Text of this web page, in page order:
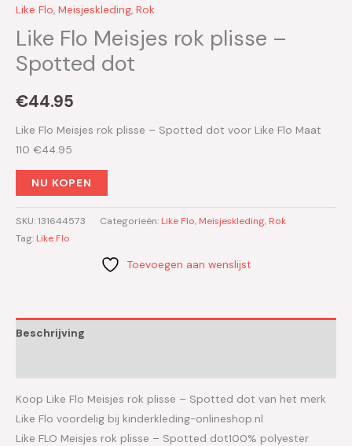
Like Flo, Meisjeskleding, Rok
Like Flo Meisjes rok plisse –
Spotted dot
€44.95
Like Flo Meisjes rok plisse – Spotted dot voor Like Flo Maat
110 €44.95
NU KOPEN
SKU:131644573 Categorieën: Like Flo, Meisjeskleding, Rok
Tag: Like Flo
Toevoegen aan wenslijst
Beschrijving
Koop Like Flo Meisjes rok plisse – Spotted dot van het merk
Like Flo voordelig bij kinderkleding-onlineshop.nl
Like FLO Meisjes rok plisse – Spotted dot100% polyester